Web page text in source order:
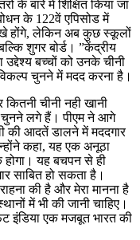
के बारे में शिक्षित किया जा
के 122वें एपिसोड में
होंगे, लेकिन अब कुछ स्कूलों
शुगर बोर्ड। ”केंद्रीय
उद्देश्य बच्चों को उनके चीनी
चुनने में मदद करना है।
कितनी चीनी नही खानी
चुनने लगे हैं। पीएम ने आगे
की आदतें डालने में मददगार
कहा, यह एक अनूठा
होगा। यह बचपन से ही
साबित हो सकता है।
की है और मेरा मानना है
में भी की जानी चाहिए।
इंडिया एक मजबूत भारत की